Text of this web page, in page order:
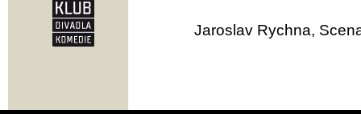
Jaroslav Rychna,